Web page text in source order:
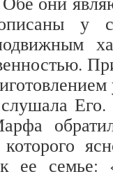
описаны у
ее семье: